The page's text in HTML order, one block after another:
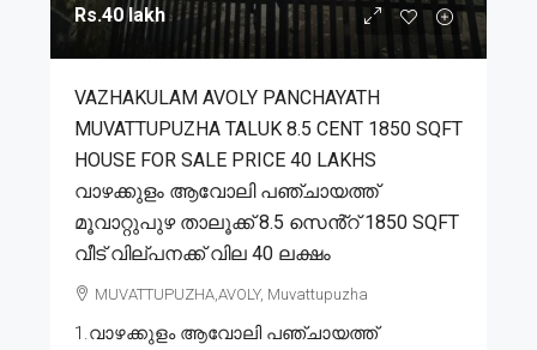
Rs.40 lakh
VAZHAKULAM AVOLY PANCHAYATH
MUVATTUPUZHA TALUK 8.5 CENT 1850 SQFT
HOUSE FOR SALE PRICE 40 LAKHS
വാഴക്കുളം ആവോലി പഞ്ചായത്ത്
മൂവാറ്റുപുഴ താലൂക്ക് 8.5 സെൻ്റ് 1850 SQFT
വീട് വില്പനക്ക് വില 40 ലക്ഷം
MUVATTUPUZHA,AVOLY, Muvattupuzha
1.വാഴക്കുളം ആവോലി പഞ്ചായത്ത്